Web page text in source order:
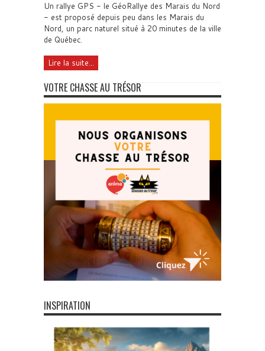
Un rallye GPS - le GéoRallye des Marais du Nord
- est proposé depuis peu dans les Marais du
Nord, un parc naturel situé à 20 minutes de la ville
de Québec.
Lire la suite...
VOTRE CHASSE AU TRÉSOR
INSPIRATION